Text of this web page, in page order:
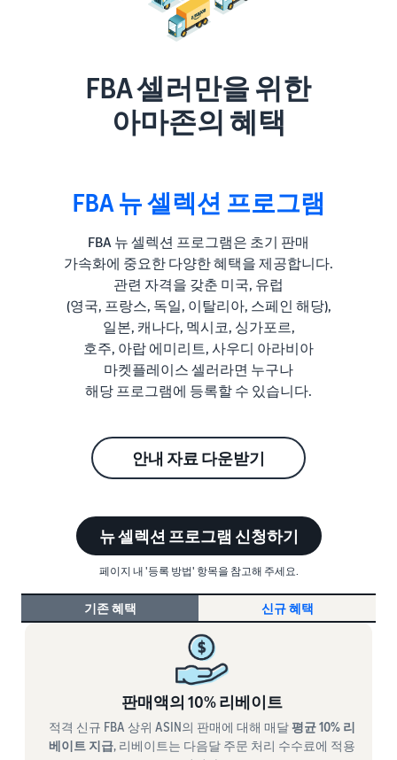
FBA 셀러만을 위한
아마존의 혜택
FBA 뉴 셀렉션 프로그램
FBA 뉴 셀렉션 프로그램은 초기 판매
가속화에 중요한 다양한 혜택을 제공합니다.
관련 자격을 갖춘 미국, 유럽
(영국, 프랑스, 독일, 이탈리아, 스페인 해당),
일본, 캐나다, 멕시코, 싱가포르,
호주, 아랍 에미리트, 사우디 아라비아
마켓플레이스 셀러라면 누구나
해당 프로그램에 등록할 수 있습니다.
안내 자료 다운받기
뉴 셀렉션 프로그램 신청하기
페이지 내 '등록 방법' 항목을 참고해 주세요.
기존 혜택 신규 혜택
판매액의 10% 리베이트
적격 신규 FBA 상위 ASIN의 판매에 대해 매달평균 10% 리
베이트 지급, 리베이트는 다음달 주문 처리 수수료에 적용